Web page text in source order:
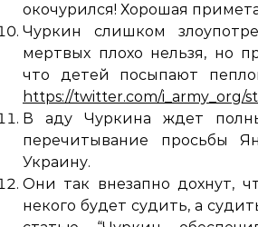
окочурился! Хорошая
Чуркин слишком
мертвых плохо нельзя, но
что детей посыпают
https://twitter.com/i_army_org/
В аду Чуркина ждет
перечитывание просьбы
Украину.
Они так внезапно дохнут,
некого будет судить, а